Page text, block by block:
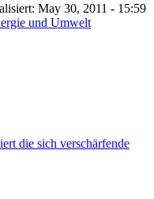
May 30, 2011 - 15:59
und Umwelt
die sich verschärfende